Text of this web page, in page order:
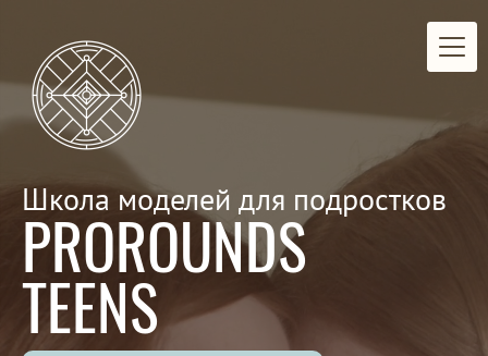
Школа моделей для подростков
PROROUNDS
TEENS